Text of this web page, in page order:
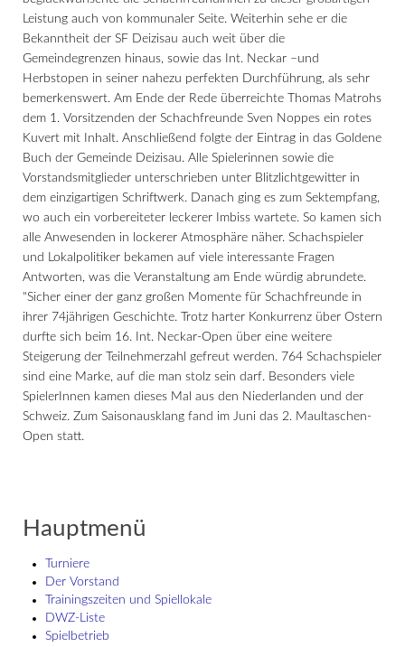
Leistung auch von kommunaler Seite. Weiterhin sehe er die
Bekanntheit der SF Deizisau auch weit über die
Gemeindegrenzen hinaus, sowie das Int. Neckar –und
Herbstopen in seiner nahezu perfekten Durchführung, als sehr
bemerkenswert. Am Ende der Rede überreichte Thomas Matrohs
dem 1. Vorsitzenden der Schachfreunde Sven Noppes ein rotes
Kuvert mit Inhalt. Anschließend folgte der Eintrag in das Goldene
Buch der Gemeinde Deizisau. Alle Spielerinnen sowie die
Vorstandsmitglieder unterschrieben unter Blitzlichtgewitter in
dem einzigartigen Schriftwerk. Danach ging es zum Sektempfang,
wo auch ein vorbereiteter leckerer Imbiss wartete. So kamen sich
alle Anwesenden in lockerer Atmosphäre näher. Schachspieler
und Lokalpolitiker bekamen auf viele interessante Fragen
Antworten, was die Veranstaltung am Ende würdig abrundete.
"Sicher einer der ganz großen Momente für Schachfreunde in
ihrer 74jährigen Geschichte. Trotz harter Konkurrenz über Ostern
durfte sich beim 16. Int. Neckar-Open über eine weitere
Steigerung der Teilnehmerzahl gefreut werden. 764 Schachspieler
sind eine Marke, auf die man stolz sein darf. Besonders viele
SpielerInnen kamen dieses Mal aus den Niederlanden und der
Schweiz. Zum Saisonausklang fand im Juni das 2. Maultaschen-
Open statt.
Hauptmenü
Turniere
Der Vorstand
Trainingszeiten und Spiellokale
DWZ-Liste
Spielbetrieb